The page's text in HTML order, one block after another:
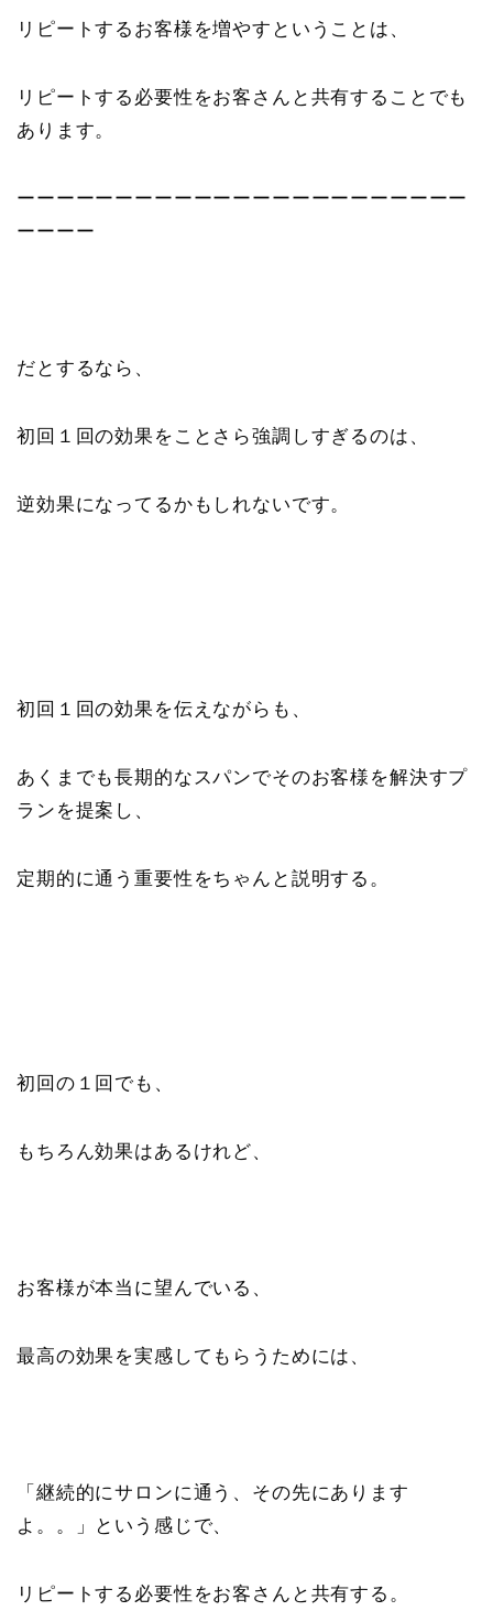
リピートするお客様を増やすということは、
リピートする必要性をお客さんと共有することでも
あります。
ーーーーーーーーーーーーーーーーーーーーーーー
ーーーー
だとするなら、
初回１回の効果をことさら強調しすぎるのは、
逆効果になってるかもしれないです。
初回１回の効果を伝えながらも、
あくまでも長期的なスパンでそのお客様を解決すプ
ランを提案し、
定期的に通う重要性をちゃんと説明する。
初回の１回でも、
もちろん効果はあるけれど、
お客様が本当に望んでいる、
最高の効果を実感してもらうためには、
「継続的にサロンに通う、その先にあります
よ。。」という感じで、
リピートする必要性をお客さんと共有する。